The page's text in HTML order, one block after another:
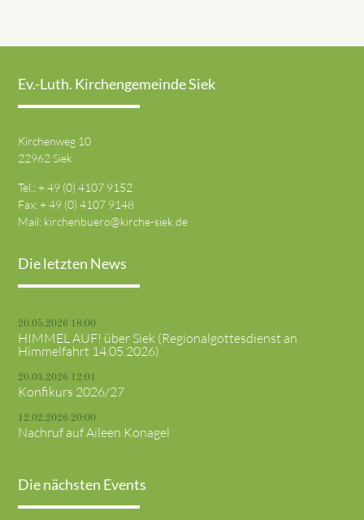
Ev.-Luth. Kirchengemeinde Siek
Kirchenweg 10
22962 Siek
Tel.: + 49 (0) 4107 9152
Fax: + 49 (0) 4107 9148
Mail: kirchenbuero@kirche-siek.de
Die letzten News
20.05.2026 18:00
HIMMEL AUF! über Siek (Regionalgottesdienst an
Himmelfahrt 14.05.2026)
20.03.2026 12:01
Konfikurs 2026/27
12.02.2026 20:00
Nachruf auf Aileen Konagel
Die nächsten Events